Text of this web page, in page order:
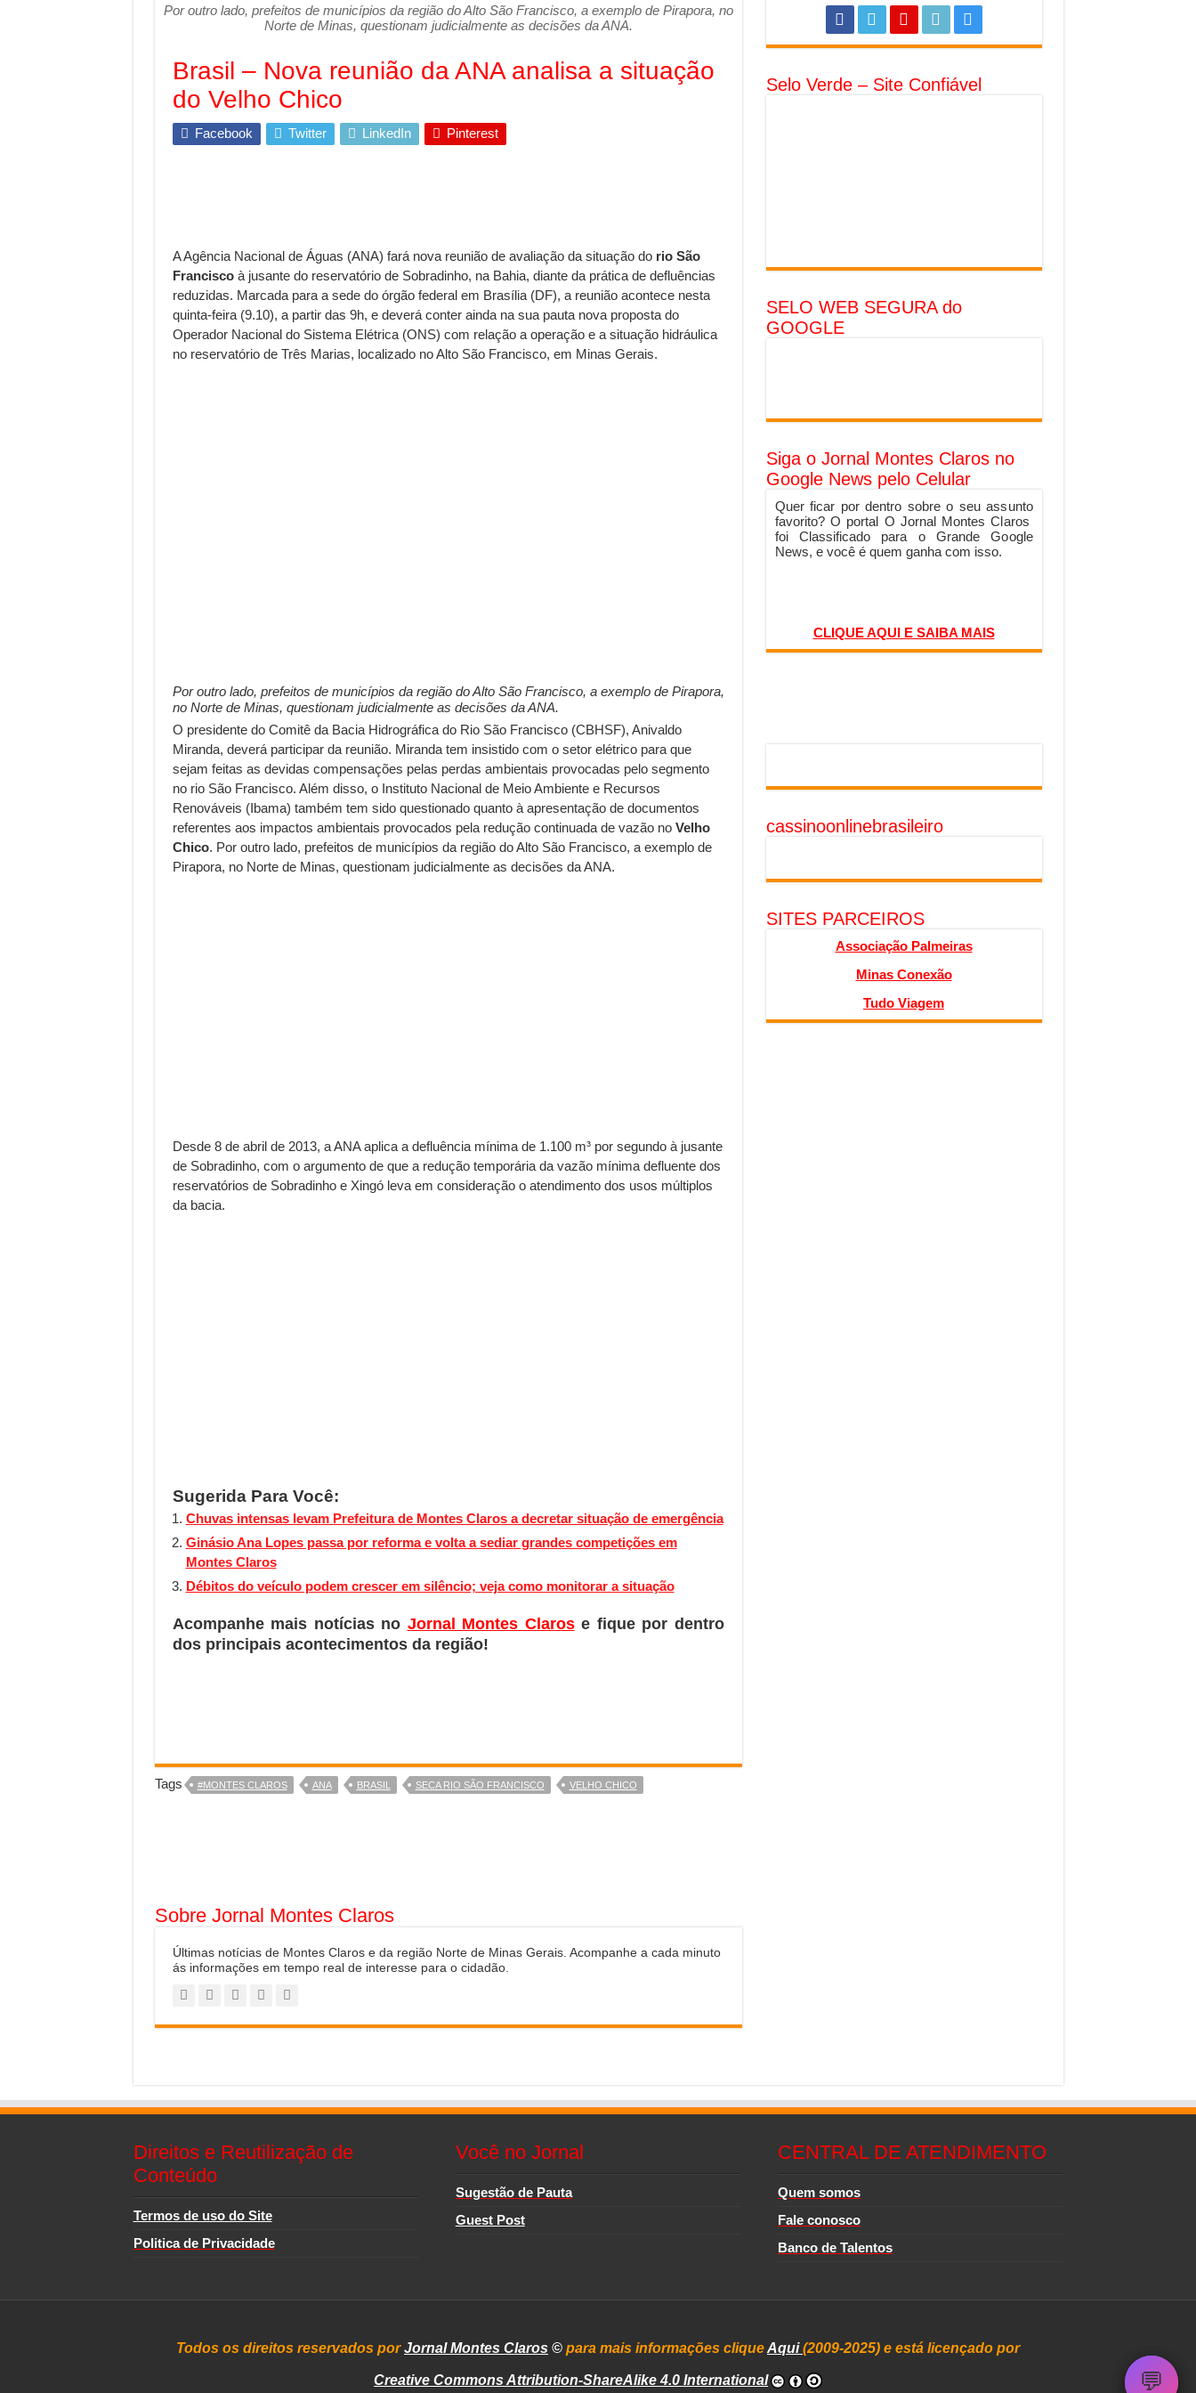
💬
Por outro lado, prefeitos de municípios da região do Alto São Francisco, a exemplo de Pirapora, no
Norte de Minas, questionam judicialmente as decisões da ANA.
Brasil – Nova reunião da ANA analisa a situação
do Velho Chico
Facebook Twitter LinkedIn Pinterest
A Agência Nacional de Águas (ANA) fará nova reunião de avaliação da situação do rio São
Franciscoà jusante do reservatório de Sobradinho, na Bahia, diante da prática de defluências
reduzidas. Marcada para a sede do órgão federal em Brasília (DF), a reunião acontece nesta
quinta-feira (9.10), a partir das 9h, e deverá conter ainda na sua pauta nova proposta do
Operador Nacional do Sistema Elétrica (ONS) com relação a operação e a situação hidráulica
no reservatório de Três Marias, localizado no Alto São Francisco, em Minas Gerais.
Por outro lado, prefeitos de municípios da região do Alto São Francisco, a exemplo de Pirapora,
no Norte de Minas, questionam judicialmente as decisões da ANA.
O presidente do Comitê da Bacia Hidrográfica do Rio São Francisco (CBHSF), Anivaldo
Miranda, deverá participar da reunião. Miranda tem insistido com o setor elétrico para que
sejam feitas as devidas compensações pelas perdas ambientais provocadas pelo segmento
no rio São Francisco. Além disso, o Instituto Nacional de Meio Ambiente e Recursos
Renováveis (Ibama) também tem sido questionado quanto à apresentação de documentos
referentes aos impactos ambientais provocados pela redução continuada de vazão no Velho
Chico. Por outro lado, prefeitos de municípios da região do Alto São Francisco, a exemplo de
Pirapora, no Norte de Minas, questionam judicialmente as decisões da ANA.
Desde 8 de abril de 2013, a ANA aplica a defluência mínima de 1.100 m³ por segundo à jusante
de Sobradinho, com o argumento de que a redução temporária da vazão mínima defluente dos
reservatórios de Sobradinho e Xingó leva em consideração o atendimento dos usos múltiplos
da bacia.
Sugerida Para Você:
Chuvas intensas levam Prefeitura de Montes Claros a decretar situação de emergência
Ginásio Ana Lopes passa por reforma e volta a sediar grandes competições em
Montes Claros
Débitos do veículo podem crescer em silêncio; veja como monitorar a situação
Acompanhe mais notícias no Jornal Montes Clarose fique por dentro
dos principais acontecimentos da região!
Tags #MONTES CLAROS ANA BRASIL SECA RIO SÃO FRANCISCO VELHO CHICO
Sobre Jornal Montes Claros
Últimas notícias de Montes Claros e da região Norte de Minas Gerais. Acompanhe a cada minuto
ás informações em tempo real de interesse para o cidadão.
Selo Verde – Site Confiável
SELO WEB SEGURA do
GOOGLE
Siga o Jornal Montes Claros no
Google News pelo Celular
Quer ficar por dentro sobre o seu assunto
favorito? O portal O Jornal Montes Claros
foi Classificado para o Grande Google
News, e você é quem ganha com isso.
CLIQUE AQUI E SAIBA MAIS
cassinoonlinebrasileiro
SITES PARCEIROS
Associação Palmeiras
Minas Conexão
Tudo Viagem
Direitos e Reutilização de
Conteúdo
Termos de uso do Site
Politica de Privacidade
Você no Jornal
Sugestão de Pauta
Guest Post
CENTRAL DE ATENDIMENTO
Quem somos
Fale conosco
Banco de Talentos
Todos os direitos reservados por Jornal Montes Claros © para mais informações cliqueAqui(2009-2025) e está licençado por
Creative Commons Attribution-ShareAlike 4.0 International 💬